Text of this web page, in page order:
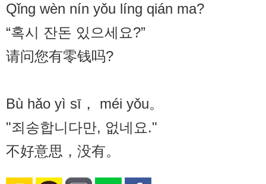
Qǐng wèn nín yǒu líng qián ma?
“혹시 잔돈 있으세요?”
请问您有零钱吗?
Bù hǎo yì sī， méi yǒu。
"죄송합니다만, 없네요."
不好意思，没有。